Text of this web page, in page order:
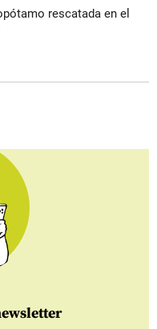
rescatada en el